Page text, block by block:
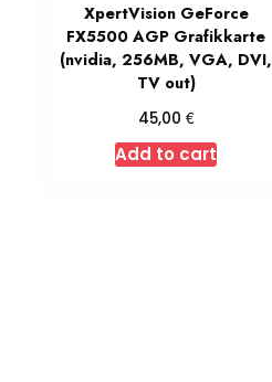
XpertVision GeForce
FX5500 AGP Grafikkarte
(nvidia, 256MB, VGA, DVI,
TV out)
45,00 €
Add to cart